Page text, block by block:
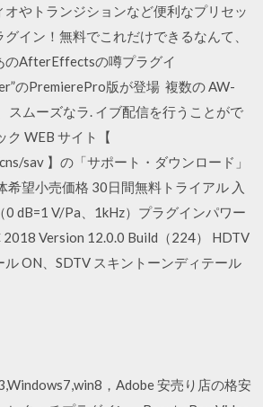
オやトランジションなど便利なプリセッ
イン！無料でこれだけできるなんて、
のAfterEffectsの噂プラグイ
のPremierePro版が登場 複数の AW-
スムーズなラ. イブ配信を行うことがで
ク WEB サイト【
sav 】の「サポート・ダウンロード」
希望小売価格 30日間無料トライアル 入
0 dB=1 V/Pa、1kHz）プラグインパワー
2018 Version 12.0.0 Build（224） HDTV
ON、SDTV スキントーンディテール
，Adobe 安売り店の格安